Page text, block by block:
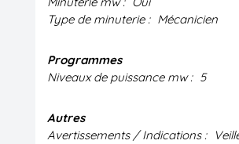
Type de minuterie : Mécanicien
Programmes
Niveaux de puissance mw : 5
Autres
Avertissements / Indications :